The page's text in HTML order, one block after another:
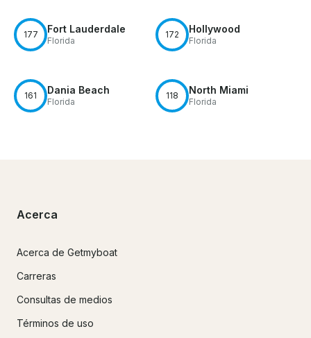
177 Fort Lauderdale
Florida
172 Hollywood
Florida
161 Dania Beach
Florida
118 North Miami
Florida
Acerca
Acerca de Getmyboat
Carreras
Consultas de medios
Términos de uso